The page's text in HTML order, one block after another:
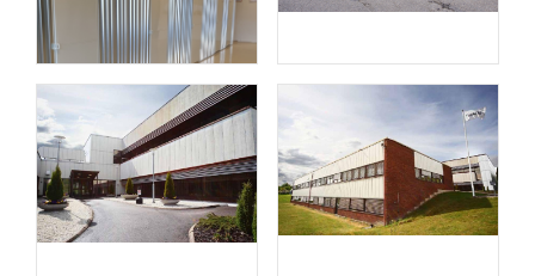
Förråd Fasad